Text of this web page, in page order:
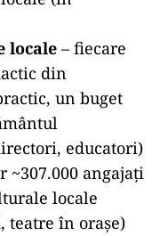
locale – fiecare
din
un buget
educatori)
angajați
locale
teatre în orașe)